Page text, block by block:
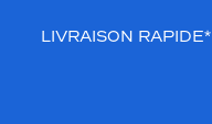
LIVRAISON RAPIDE*